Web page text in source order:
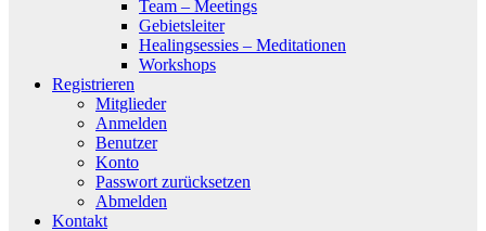
Team – Meetings
Gebietsleiter
Healingsessies – Meditationen
Workshops
Registrieren
Mitglieder
Anmelden
Benutzer
Konto
Passwort zurücksetzen
Abmelden
Kontakt